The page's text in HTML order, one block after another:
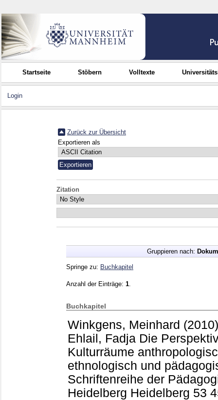
Startseite Stöbern Volltexte
Login
Zurück zur Übersicht
Exportieren als
Zitation
Gruppieren nach:
Springe zu: Buchkapitel
Anzahl der Einträge: 1
Buchkapitel
Winkgens, Meinhard
Ehlail, Fadja Die
Kulturräume
ethnologisch und
Schriftenreihe der
Heidelberg Heidelberg 53